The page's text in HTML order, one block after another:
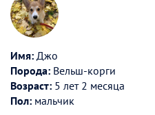
Имя: Джо
Порода: Вельш-корги
Возраст: 5 лет 2 месяца
Пол: мальчик